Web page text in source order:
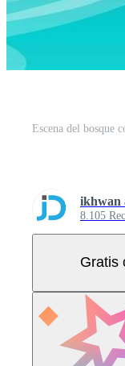
Escena del bosque
ikhwan
8.105
Gratis